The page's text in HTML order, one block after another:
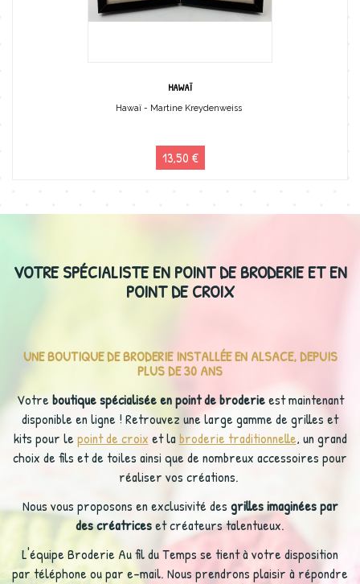
HAWAÏ
Hawaï - Martine Kreydenweiss
13,50 €
VOTRE SPÉCIALISTE EN POINT DE BRODERIE ET EN
POINT DE CROIX
UNE BOUTIQUE DE BRODERIE INSTALLÉE EN ALSACE, DEPUIS
PLUS DE 30 ANS
Votre boutique spécialisée en point de broderieest maintenant
disponible en ligne ! Retrouvez une large gamme de grilles et
kits pour le point de croix et la broderie traditionnelle, un grand
choix de fils et de toiles ainsi que de nombreux accessoires pour
réaliser vos créations.
Nous vous proposons en exclusivité des grilles imaginées par
des créatriceset créateurs talentueux.
L'équipe Broderie Au fil du Temps se tient à votre disposition
par téléphone ou par e-mail. Nous prendrons plaisir à répondre